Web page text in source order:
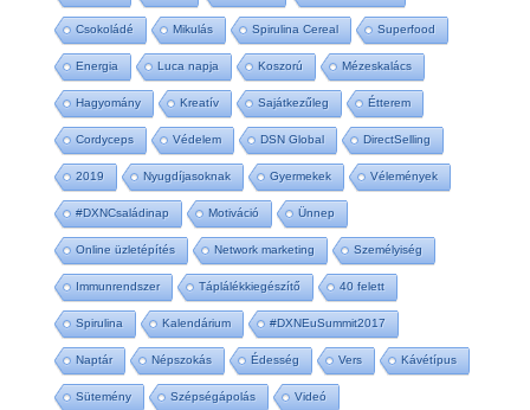
Csokoládé Mikulás Spirulina Cereal Superfood
Energia Luca napja Koszorú Mézeskalács
Hagyomány Kreatív Sajátkezűleg Étterem
Cordyceps Védelem DSN Global DirectSelling
2019 Nyugdíjasoknak Gyermekek Vélemények
#DXNCsaládinap Motiváció Ünnep
Online üzletépítés Network marketing Személyiség
Immunrendszer Táplálékkiegészítő 40 felett
Spirulina Kalendárium #DXNEuSummit2017
Naptár Népszokás Édesség Vers Kávétípus
Sütemény Szépségápolás Videó